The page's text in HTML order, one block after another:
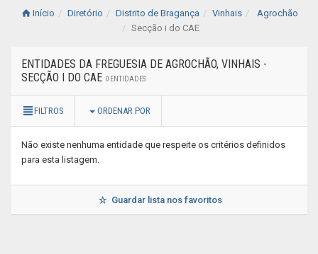
Início Diretório Distrito de Bragança Vinhais
Agrochão
Secção i do CAE
ENTIDADES DA FREGUESIA DE AGROCHÃO, VINHAIS -
SECÇÃO I DO CAE 0 ENTIDADES
FILTROS ORDENAR POR
Não existe nenhuma entidade que respeite os critérios definidos
para esta listagem.
Guardar lista nos favoritos